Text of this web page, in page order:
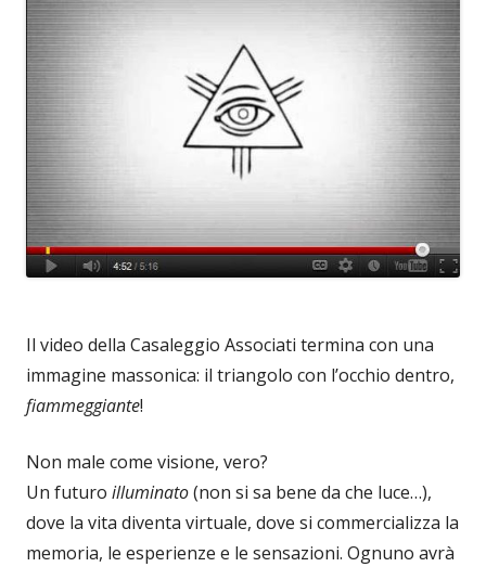
Il video della Casaleggio Associati termina con una
immagine massonica: il triangolo con l’occhio dentro,
fiammeggiante!
Non male come visione, vero?
Un futuro illuminato(non si sa bene da che luce…),
dove la vita diventa virtuale, dove si commercializza la
memoria, le esperienze e le sensazioni. Ognuno avrà